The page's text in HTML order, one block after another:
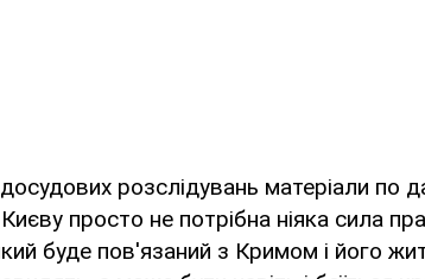
розслідувань матеріали по
просто не потрібна ніяка сила
буде пов'язаний з Кримом і його